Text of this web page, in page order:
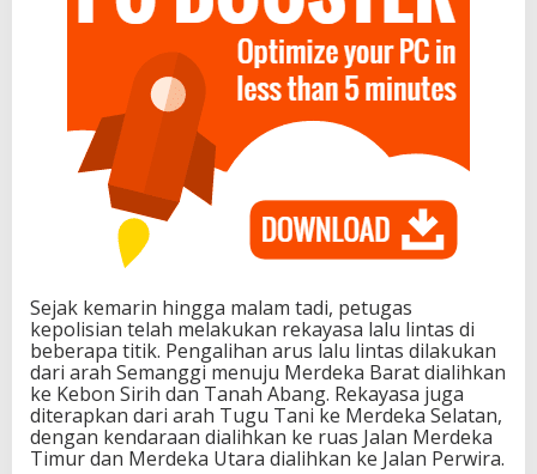
Sejak kemarin hingga malam tadi, petugas
kepolisian telah melakukan rekayasa lalu lintas di
beberapa titik. Pengalihan arus lalu lintas dilakukan
dari arah Semanggi menuju Merdeka Barat dialihkan
ke Kebon Sirih dan Tanah Abang. Rekayasa juga
diterapkan dari arah Tugu Tani ke Merdeka Selatan,
dengan kendaraan dialihkan ke ruas Jalan Merdeka
Timur dan Merdeka Utara dialihkan ke Jalan Perwira.